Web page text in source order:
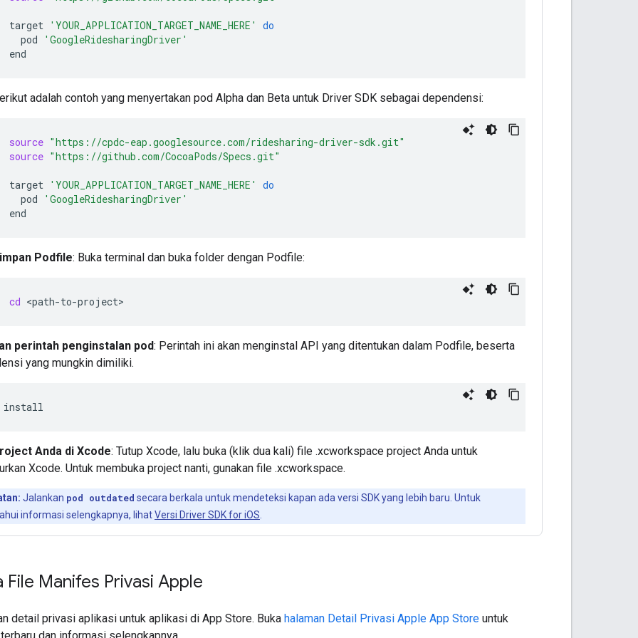
target 'YOUR_APPLICATION_TARGET_NAME_HERE'
do
pod
'GoogleRidesharingDriver'
adalah contoh yang menyertakan pod Alpha dan Beta untuk Driver SDK sebagai dependensi:
source "https://cpdc-eap.googlesource.com/ridesharing-driver-sdk.git"
source "https://github.com/CocoaPods/Specs.git"
target 'YOUR_APPLICATION_TARGET_NAME_HERE'
do
pod
'GoogleRidesharingDriver'
Podfile: Buka terminal dan buka folder dengan Podfile:
cd
perintah penginstalan pod: Perintah ini akan menginstal API yang ditentukan dalam Podfile, beserta
yang mungkin dimiliki.
Anda di Xcode: Tutup Xcode, lalu buka (klik dua kali) file .xcworkspace project Anda untuk
Xcode. Untuk membuka project nanti, gunakan file .xcworkspace.
Jalankan pod outdated secara berkala untuk mendeteksi kapan ada versi SDK yang lebih baru. Untuk
informasi selengkapnya, lihatVersi Driver SDK for iOS
File Manifes Privasi Apple
detail privasi aplikasi untuk aplikasi di App Store. Buka halaman Detail Privasi Apple App Store untuk